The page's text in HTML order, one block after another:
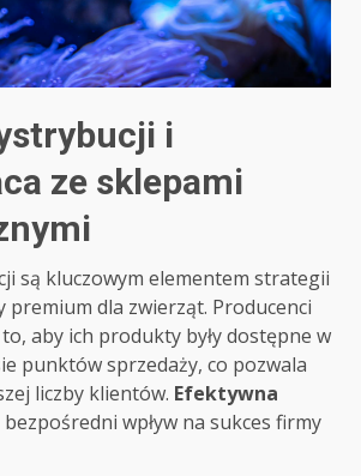
i
ze sklepami
są kluczowym elementem strategii
premium dla zwierząt. Producenci
aby ich produkty były dostępne w
punktów sprzedaży, co pozwala
liczby klientów. Efektywna
bezpośredni wpływ na sukces firmy